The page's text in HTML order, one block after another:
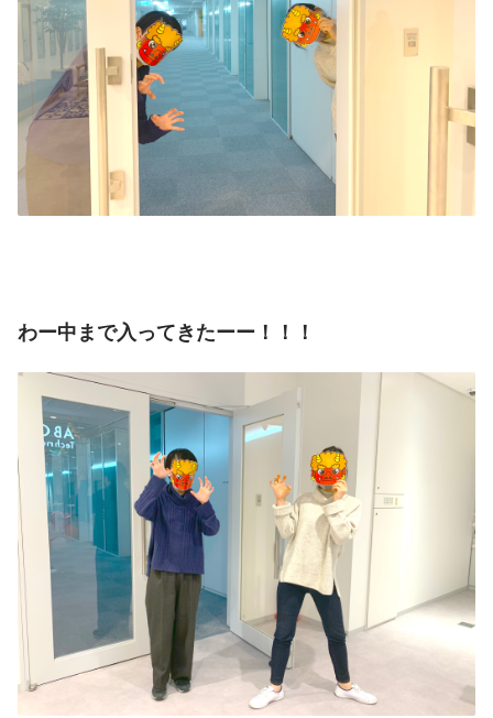
わー中まで入ってきたーー！！！